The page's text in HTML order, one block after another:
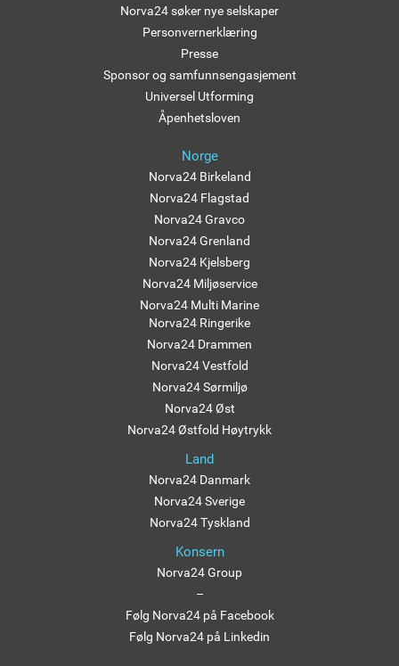
Norva24 søker nye selskaper
Personvernerklæring
Presse
Sponsor og samfunnsengasjement
Universel Utforming
Åpenhetsloven
Norge
Norva24 Birkeland
Norva24 Flagstad
Norva24 Gravco
Norva24 Grenland
Norva24 Kjelsberg
Norva24 Miljøservice
Norva24 Multi Marine
Norva24 Ringerike
Norva24 Drammen
Norva24 Vestfold
Norva24 Sørmiljø
Norva24 Øst
Norva24 Østfold Høytrykk
Land
Norva24 Danmark
Norva24 Sverige
Norva24 Tyskland
Konsern
Norva24 Group
–
Følg Norva24 på Facebook
Følg Norva24 på Linkedin